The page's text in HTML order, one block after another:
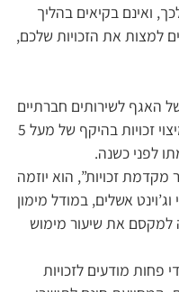
ואינם בקיאים בהליך
למצות את הזכויות שלכם,
האגף לשירותים חברתיים
בעירייה, הביא להישג משמעותי עם מיצוי זכויות בהיקף של מעל 5
לפני כשנה.
זכויות”, הוא יוזמה
אשלים, במודל מימון
למקסם את שיעור מימוש
פחות מודעים לזכויות